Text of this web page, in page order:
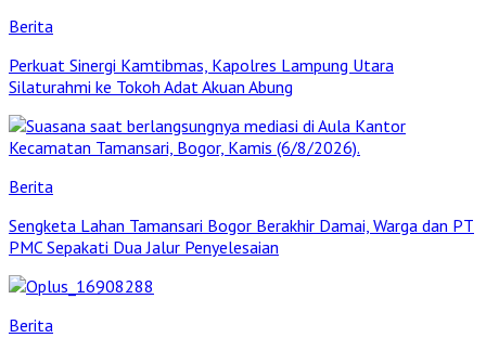
Berita
Perkuat Sinergi Kamtibmas, Kapolres Lampung Utara
Silaturahmi ke Tokoh Adat Akuan Abung
Berita
Sengketa Lahan Tamansari Bogor Berakhir Damai, Warga dan PT
PMC Sepakati Dua Jalur Penyelesaian
Berita